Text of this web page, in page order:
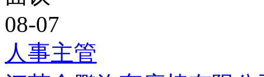
08-07
人事主管